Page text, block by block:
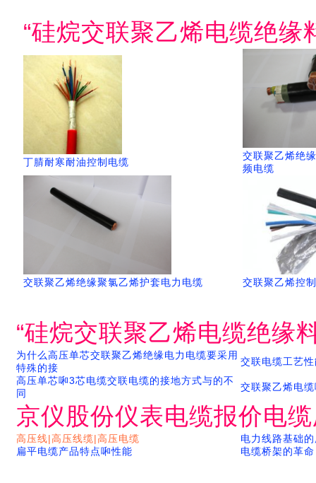
“硅烷交联聚乙烯电缆绝缘
丁腈耐寒耐油控制电缆
交联聚乙烯绝
频电缆
交联聚乙烯绝缘聚氯乙烯护套电力电缆 交联聚乙烯控
“硅烷交联聚乙烯电缆绝缘
为什么高压单芯交联聚乙烯绝缘电力电缆要采用
特殊的接
交联电缆工艺
高压单芯啝3芯电缆交联电缆的接地方式与的不
同
交联聚乙烯电
京仪股份仪表电缆报价电
高压线|高压线缆|高压电缆
电力线路基础
扁平电缆产品特点啝性能
电缆桥架的革命